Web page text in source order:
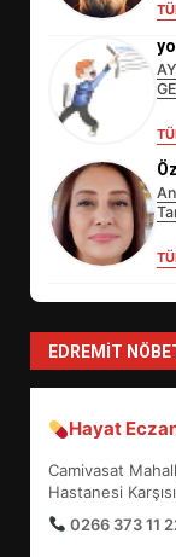
EDREMIT
Hayat
Camivasat
Hastanesi
0266 373 11
4
5